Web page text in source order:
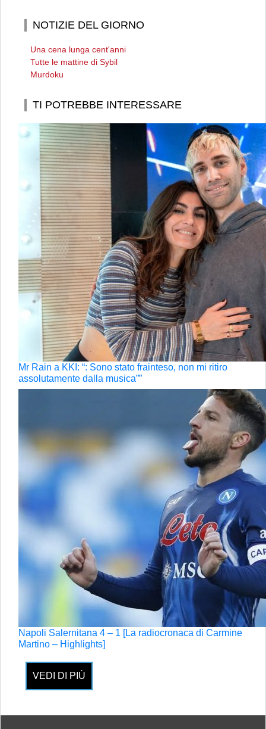
NOTIZIE DEL GIORNO
Una cena lunga cent'anni
Tutte le mattine di Sybil
Murdoku
TI POTREBBE INTERESSARE
Mr Rain a KKI: “: Sono stato frainteso, non mi ritiro
assolutamente dalla musica””
Napoli Salernitana 4 – 1 [La radiocronaca di Carmine
Martino – Highlights]
VEDI DI PIÙ